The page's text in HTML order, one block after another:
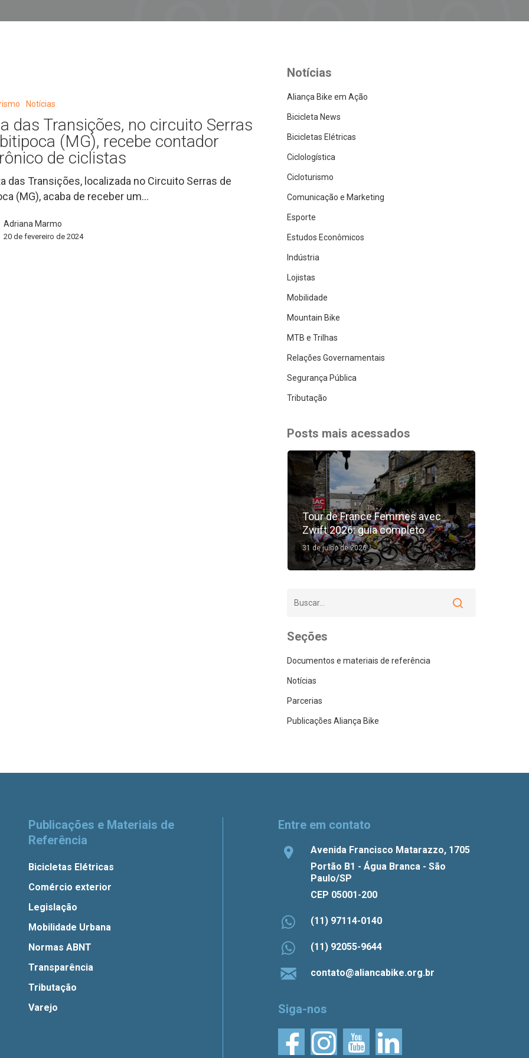
Notícias
das Transições, no circuito Serras
(MG), recebe contador
de ciclistas
das Transições, localizada no Circuito Serras de
(MG), acaba de receber um…
Adriana Marmo
20 de fevereiro de 2024
Notícias
Aliança Bike em Ação
Bicicleta News
Bicicletas Elétricas
Ciclologística
Cicloturismo
Comunicação e Marketing
Esporte
Estudos Econômicos
Indústria
Lojistas
Mobilidade
Mountain Bike
MTB e Trilhas
Relações Governamentais
Segurança Pública
Tributação
Posts mais acessados
Tour de France Femmes avec
Zwift 2026: guia completo
31 de julho de 2026
Seções
Documentos e materiais de referência
Notícias
Parcerias
Publicações Aliança Bike
Publicações e Materiais de
Referência
Bicicletas Elétricas
Comércio exterior
Legislação
Mobilidade Urbana
Normas ABNT
Transparência
Tributação
Varejo
Entre em contato
Avenida Francisco Matarazzo, 1705
Portão B1 - Água Branca - São
Paulo/SP
CEP 05001-200
(11) 97114-0140
(11) 92055-9644
contato@aliancabike.org.br
Siga-nos